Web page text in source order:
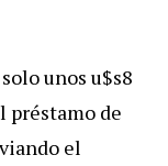
unos u$s8
préstamo de
el